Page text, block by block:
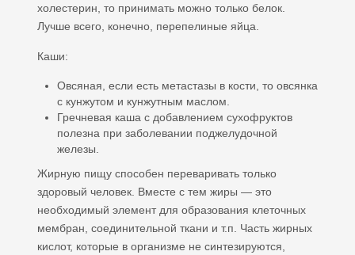
холестерин, то принимать можно только белок.
Лучше всего, конечно, перепелиные яйца.
Каши:
Овсяная, если есть метастазы в кости, то овсянка
с кунжутом и кунжутным маслом.
Гречневая каша с добавлением сухофруктов
полезна при заболевании поджелудочной
железы.
Жирную пищу способен переваривать только
здоровый человек. Вместе с тем жиры — это
необходимый элемент для образования клеточных
мембран, соединительной ткани и т.п. Часть жирных
кислот, которые в организме не синтезируются,